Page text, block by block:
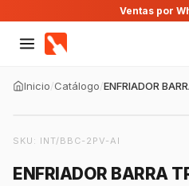
Ventas por
Inicio/Catálogo/
SKU: INT/BBC-2PV-AI
ENFRIADOR BARRA